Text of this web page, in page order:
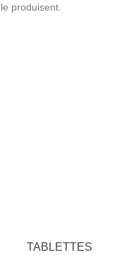
produisent.
TABLETTES